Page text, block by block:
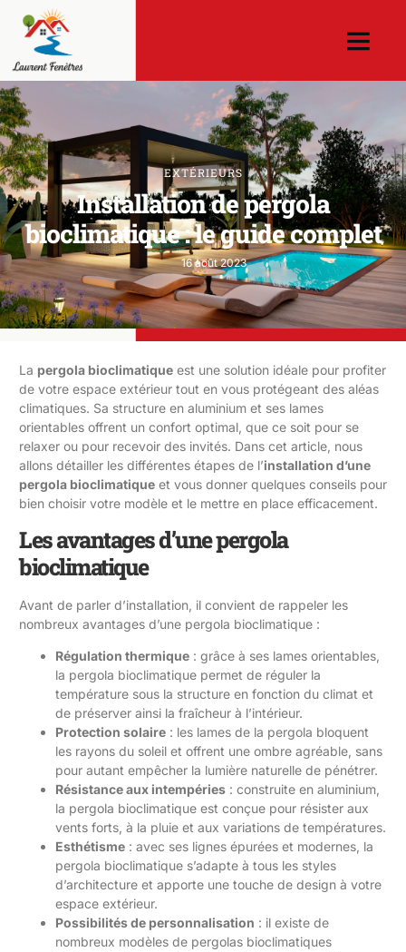
EXTÉRIEURS
Installation de pergola
bioclimatique : le guide complet
16 août 2023
La pergola bioclimatique est une solution idéale pour profiter
de votre espace extérieur tout en vous protégeant des aléas
climatiques. Sa structure en aluminium et ses lames
orientables offrent un confort optimal, que ce soit pour se
relaxer ou pour recevoir des invités. Dans cet article, nous
allons détailler les différentes étapes de l’installation d’une
pergola bioclimatique et vous donner quelques conseils pour
bien choisir votre modèle et le mettre en place efficacement.
Les avantages d’une pergola
bioclimatique
Avant de parler d’installation, il convient de rappeler les
nombreux avantages d’une pergola bioclimatique :
Régulation thermique : grâce à ses lames orientables,
la pergola bioclimatique permet de réguler la
température sous la structure en fonction du climat et
de préserver ainsi la fraîcheur à l’intérieur.
Protection solaire : les lames de la pergola bloquent
les rayons du soleil et offrent une ombre agréable, sans
pour autant empêcher la lumière naturelle de pénétrer.
Résistance aux intempéries : construite en aluminium,
la pergola bioclimatique est conçue pour résister aux
vents forts, à la pluie et aux variations de températures.
Esthétisme : avec ses lignes épurées et modernes, la
pergola bioclimatique s’adapte à tous les styles
d’architecture et apporte une touche de design à votre
espace extérieur.
Possibilités de personnalisation : il existe de
nombreux modèles de pergolas bioclimatiques